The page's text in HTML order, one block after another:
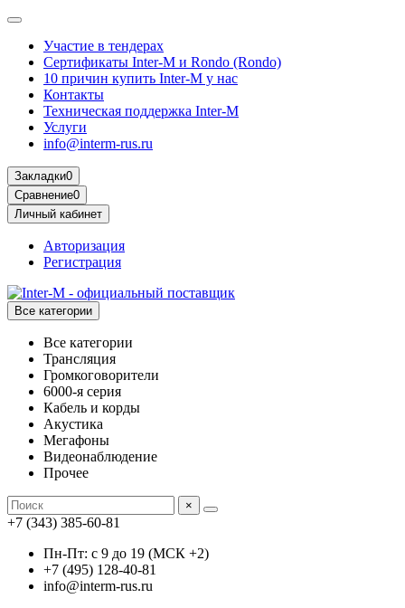
Участие в тендерах
Сертификаты Inter-M и Rondo (Rondo)
10 причин купить Inter-M у нас
Контакты
Техническая поддержка Inter-M
Услуги
info@interm-rus.ru
Закладки0
Сравнение0
Личный кабинет
Авторизация
Регистрация
Все категории
Все категории
Трансляция
Громкоговорители
6000-я серия
Кабель и корды
Акустика
Мегафоны
Видеонаблюдение
Прочее
×
+7 (343) 385-60-81
Пн-Пт: с 9 до 19 (МСК +2)
+7 (495) 128-40-81
info@interm-rus.ru